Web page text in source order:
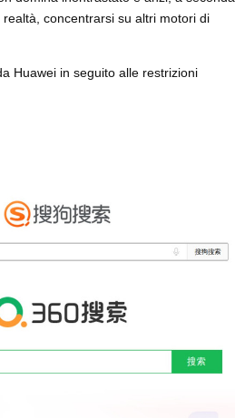
concentrarsi su altri motori di
Huawei in seguito alle restrizioni